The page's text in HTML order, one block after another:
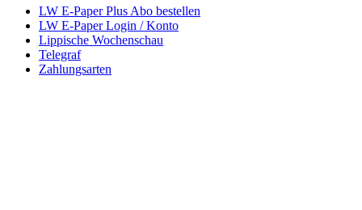
LW E-Paper Plus Abo bestellen
LW E-Paper Login / Konto
Lippische Wochenschau
Telegraf
Zahlungsarten